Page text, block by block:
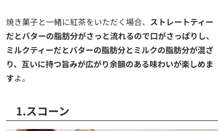
焼き菓子と一緒に紅茶をいただく場合、 ストレートティー
だとバターの脂肪分がさっと流れるので口がさっぱりし、
ミルクティーだとバターの脂肪分とミルクの脂肪分が混ざ
り、互いに持つ旨みが広がり余韻のある味わいが楽しめま
すよ。
1.スコーン